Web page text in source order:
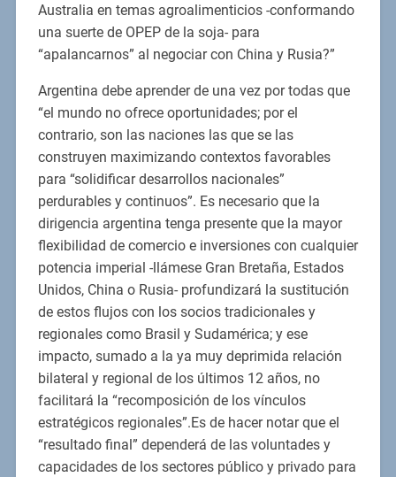
Australia en temas agroalimenticios -conformando
una suerte de OPEP de la soja- para
“apalancarnos” al negociar con China y Rusia?”
Argentina debe aprender de una vez por todas que
“el mundo no ofrece oportunidades; por el
contrario, son las naciones las que se las
construyen maximizando contextos favorables
para “solidificar desarrollos nacionales”
perdurables y continuos”. Es necesario que la
dirigencia argentina tenga presente que la mayor
flexibilidad de comercio e inversiones con cualquier
potencia imperial -llámese Gran Bretaña, Estados
Unidos, China o Rusia- profundizará la sustitución
de estos flujos con los socios tradicionales y
regionales como Brasil y Sudamérica; y ese
impacto, sumado a la ya muy deprimida relación
bilateral y regional de los últimos 12 años, no
facilitará la “recomposición de los vínculos
estratégicos regionales”.Es de hacer notar que el
“resultado final” dependerá de las voluntades y
capacidades de los sectores público y privado para